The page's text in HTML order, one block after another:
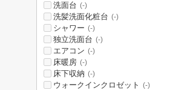
洗面台 (-)
洗髪洗面化粧台 (-)
シャワー (-)
独立洗面台 (-)
エアコン (-)
床暖房 (-)
床下収納 (-)
ウォークインクロゼット (-)